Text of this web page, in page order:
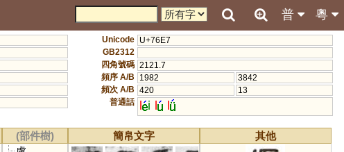
粵
普
Unicode U+76E7
GB2312
四角號碼 2121.7
頻序 A/B
1982
3842
頻次 A/B 420
13
普通話 l i l l
(部件樹)
簡帛文字 其他